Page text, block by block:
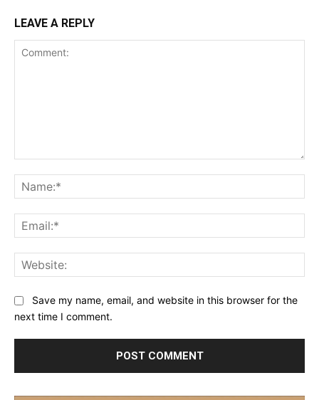
LEAVE A REPLY
Save my name, email, and website in this browser for the
next time I comment.